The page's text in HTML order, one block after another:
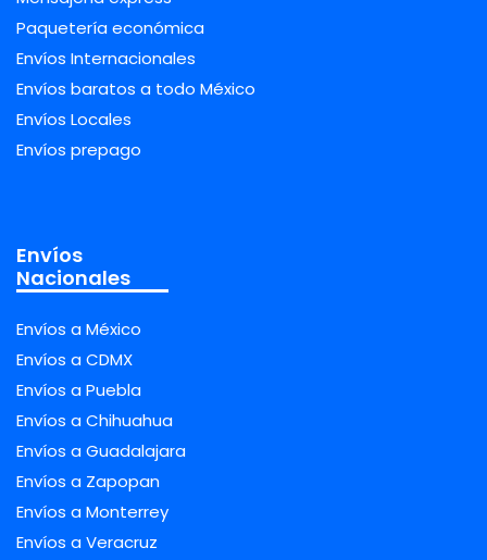
Paquetería económica
Envíos Internacionales
Envíos baratos a todo México
Envíos Locales
Envíos prepago
Envíos
Nacionales
Envíos a México
Envíos a CDMX
Envíos a Puebla
Envíos a Chihuahua
Envíos a Guadalajara
Envíos a Zapopan
Envíos a Monterrey
Envíos a Veracruz